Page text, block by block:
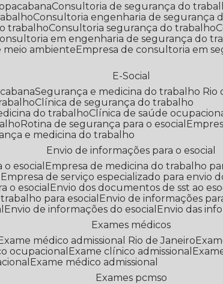
Consultoria de segurança do
Consultoria engenharia de segurança
trabalho
Consultoria segurança do trabalho
Consultoria em engenharia de segurança do
meio ambiente
Empresa de consultoria em
E-Social
Segurança e medicina do trabalho Rio
Clínica de segurança do trabalho
do trabalho
Clínica de saúde
Rotina de segurança para o esocial
e medicina do trabalho
Envio de informações para o esocial
esocial
Empresa de medicina do trabalho
Empresa de serviço especializado para envio
o esocial
Envio dos documentos de sst ao
para esocial
Envio de informações
Envio de informações do esocial
Envio das
Exames médicos
Exame médico admissional Rio de Janeiro
ocupacional Exame clínico admissional
Exame médico admissional
Exames pcmso